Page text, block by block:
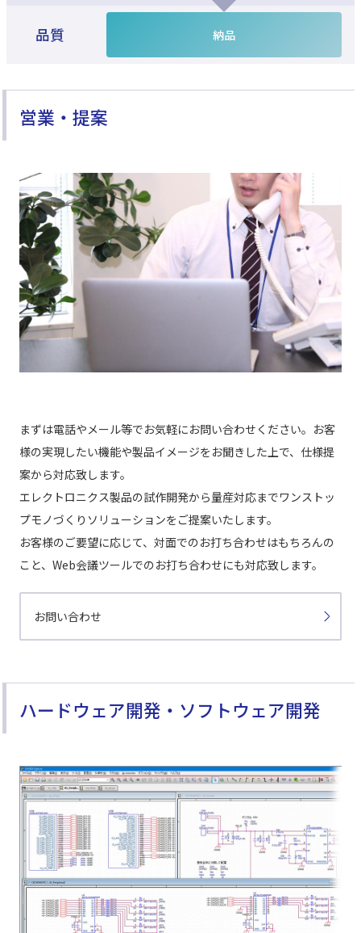
品質 納品
営業・提案
まずは電話やメール等でお気軽にお問い合わせください。お客
様の実現したい機能や製品イメージをお聞きした上で、仕様提
案から対応致します。
エレクトロニクス製品の試作開発から量産対応までワンストッ
プモノづくりソリューションをご提案いたします。
お客様のご要望に応じて、対面でのお打ち合わせはもちろんの
こと、Web会議ツールでのお打ち合わせにも対応致します。
お問い合わせ
ハードウェア開発・ソフトウェア開発